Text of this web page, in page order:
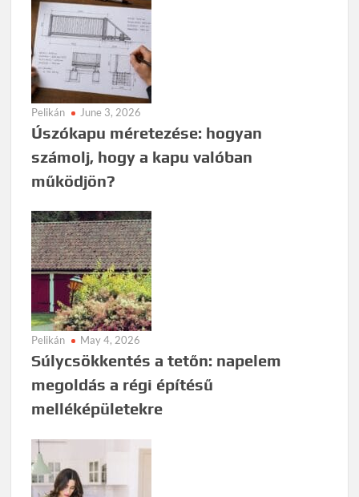
Pelikán June 3, 2026
Úszókapu méretezése: hogyan
számolj, hogy a kapu valóban
működjön?
Pelikán May 4, 2026
Súlycsökkentés a tetőn: napelem
megoldás a régi építésű
melléképületekre